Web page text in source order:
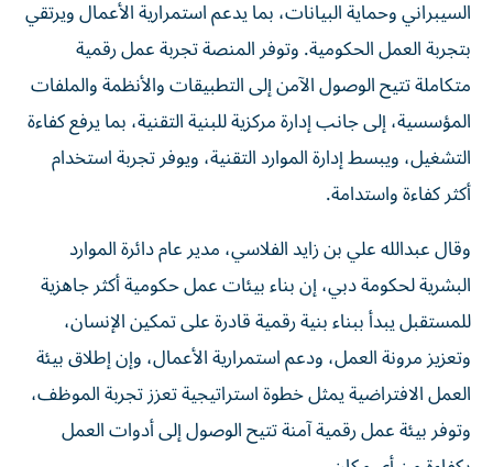
بتجربة العمل الحكومية. وتوفر المنصة تجربة عمل رقمية
متكاملة تتيح الوصول الآمن إلى التطبيقات والأنظمة والملفات
المؤسسية، إلى جانب إدارة مركزية للبنية التقنية، بما يرفع كفاءة
التشغيل، ويبسط إدارة الموارد التقنية، ويوفر تجربة استخدام
أكثر كفاءة واستدامة.
البشرية لحكومة دبي، إن بناء بيئات عمل حكومية أكثر جاهزية
للمستقبل يبدأ ببناء بنية رقمية قادرة على تمكين الإنسان،
وتعزيز مرونة العمل، ودعم استمرارية الأعمال، وإن إطلاق بيئة
العمل الافتراضية يمثل خطوة استراتيجية تعزز تجربة الموظف،
وتوفر بيئة عمل رقمية آمنة تتيح الوصول إلى أدوات العمل
بكفاءة من أي مكان.